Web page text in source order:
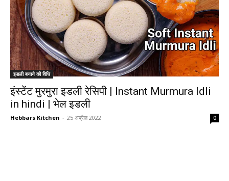
इडली बनाने की विधि
इंस्टेंट मुरमुरा इडली रेसिपी | Instant Murmura Idli
in hindi | भेल इडली
Hebbars Kitchen - 25 अप्रैल 2022 0